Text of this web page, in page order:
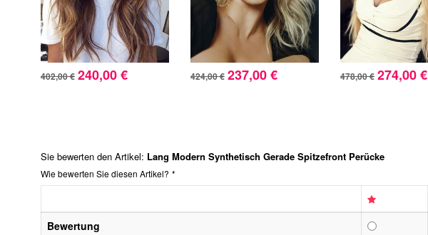
402,00 € 240,00 € 424,00 € 237,00 € 478,00 € 274,00 €
Sie bewerten den Artikel: Lang Modern Synthetisch Gerade Spitzefront Perücke
Wie bewerten Sie diesen Artikel? *
Bewertung